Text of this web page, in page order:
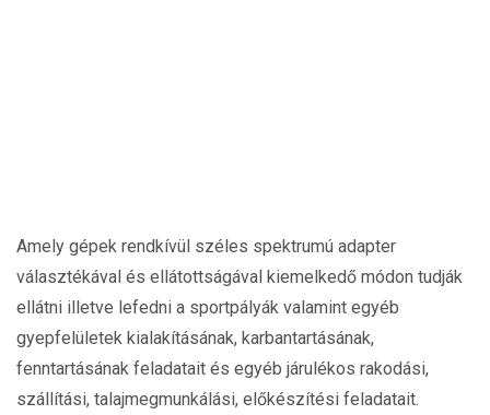
Amely gépek rendkívül széles spektrumú adapter
választékával és ellátottságával kiemelkedő módon tudják
ellátni illetve lefedni a sportpályák valamint egyéb
gyepfelületek kialakításának, karbantartásának,
fenntartásának feladatait és egyéb járulékos rakodási,
szállítási, talajmegmunkálási, előkészítési feladatait.